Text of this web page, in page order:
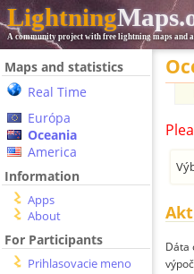
Lightning
A community project with free lightning maps and
Maps and statistics
Real Time
Európa
Oceania
America
Information
Apps
About
For Participants
Prihlasovacie meno
Dáta